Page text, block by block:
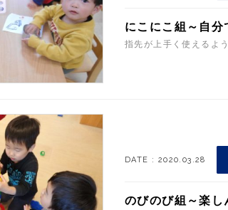
にこにこ組～自分
指先が上手く使えるよ
DATE : 2020.03.28
のびのび組～楽し